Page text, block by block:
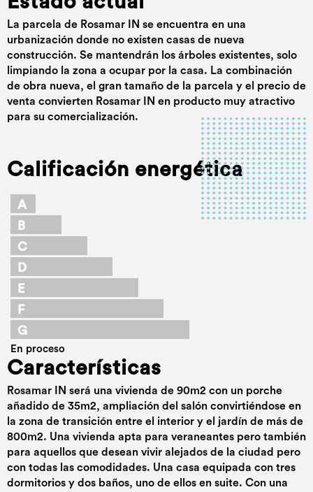
La parcela de Rosamar IN se encuentra en una
urbanización donde no existen casas de nueva
construcción. Se mantendrán los árboles existentes, solo
limpiando la zona a ocupar por la casa. La combinación
de obra nueva, el gran tamaño de la parcela y el precio de
venta convierten Rosamar IN en producto muy atractivo
para su comercialización.
Calificación energética
A
B
C
D
E
F
G
En proceso
Características
Rosamar IN será una vivienda de 90m2 con un porche
añadido de 35m2, ampliación del salón convirtiéndose en
la zona de transición entre el interior y el jardín de más de
800m2. Una vivienda apta para veraneantes pero también
para aquellos que desean vivir alejados de la ciudad pero
con todas las comodidades. Una casa equipada con tres
dormitorios y dos baños, uno de ellos en suite. Con una